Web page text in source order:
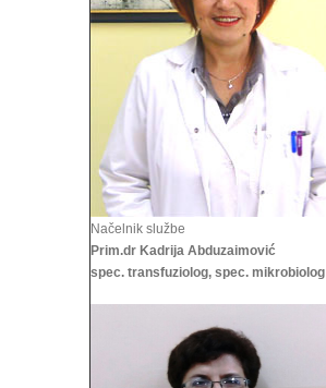
Načelnik službe
Prim.dr Kadrija Abduzaimović
spec. transfuziolog, spec. mikrobiolog